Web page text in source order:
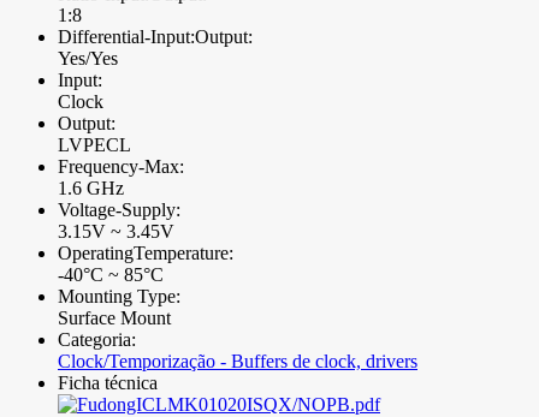
1:8
Differential-Input:Output:
Yes/Yes
Input:
Clock
Output:
LVPECL
Frequency-Max:
1.6 GHz
Voltage-Supply:
3.15V ~ 3.45V
OperatingTemperature:
-40°C ~ 85°C
Mounting Type:
Surface Mount
Categoria:
Clock/Temporização - Buffers de clock, drivers
Ficha técnica
LMK01020ISQX/NOPB.pdf